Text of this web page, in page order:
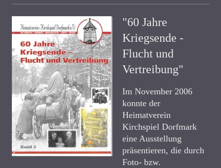
"60 Jahre
Kriegsende -
Flucht und
Vertreibung"
Im November 2006
konnte der
Heimatverein
Kirchspiel Dorfmark
eine Ausstellung
präsentieren, die durch
Foto- bzw.